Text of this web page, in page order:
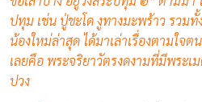
ปทุม เช่น ปู่ชะโด งูทางมะพร้าว รวม
น้องใหม่ล่าสุด ได้มาเล่าเรื่องตามใจ
เลยคือ พระจริยาวัตรงดงามที่มีพระ
ปวง